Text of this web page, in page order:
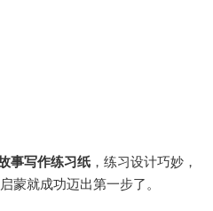
事写作练习纸 ，练习设计巧妙，
蒙就成功迈出第一步了。